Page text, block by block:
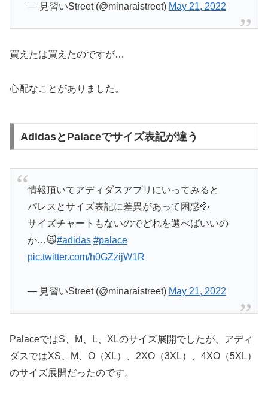
— 見習いStreet (@minaraistreet) May 21, 2022
買えたは買えたのですが…
心配なことがありました。
AdidasとPalaceでサイズ表記が違う
情報頂いてアディダスアプリにいってみると
パレスとサイズ表記に差異があって困惑💦
サイズチャートもないのでどれを選べばいいの
か…🙀#adidas #palace
pic.twitter.com/h0GZzijW1R
— 見習いStreet (@minaraistreet) May 21, 2022
PalaceではS、M、L、XLのサイズ展開でしたが、アディ
ダスではXS、M、O（XL）、2XO（3XL）、4XO（5XL）
のサイズ展開だったのです。